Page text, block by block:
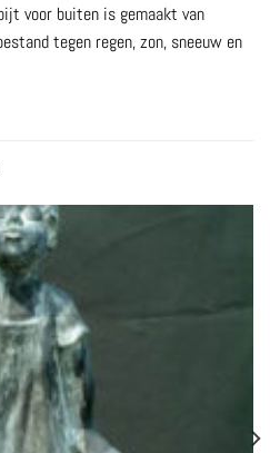
voor buiten is gemaakt van
tegen regen, zon, sneeuw en